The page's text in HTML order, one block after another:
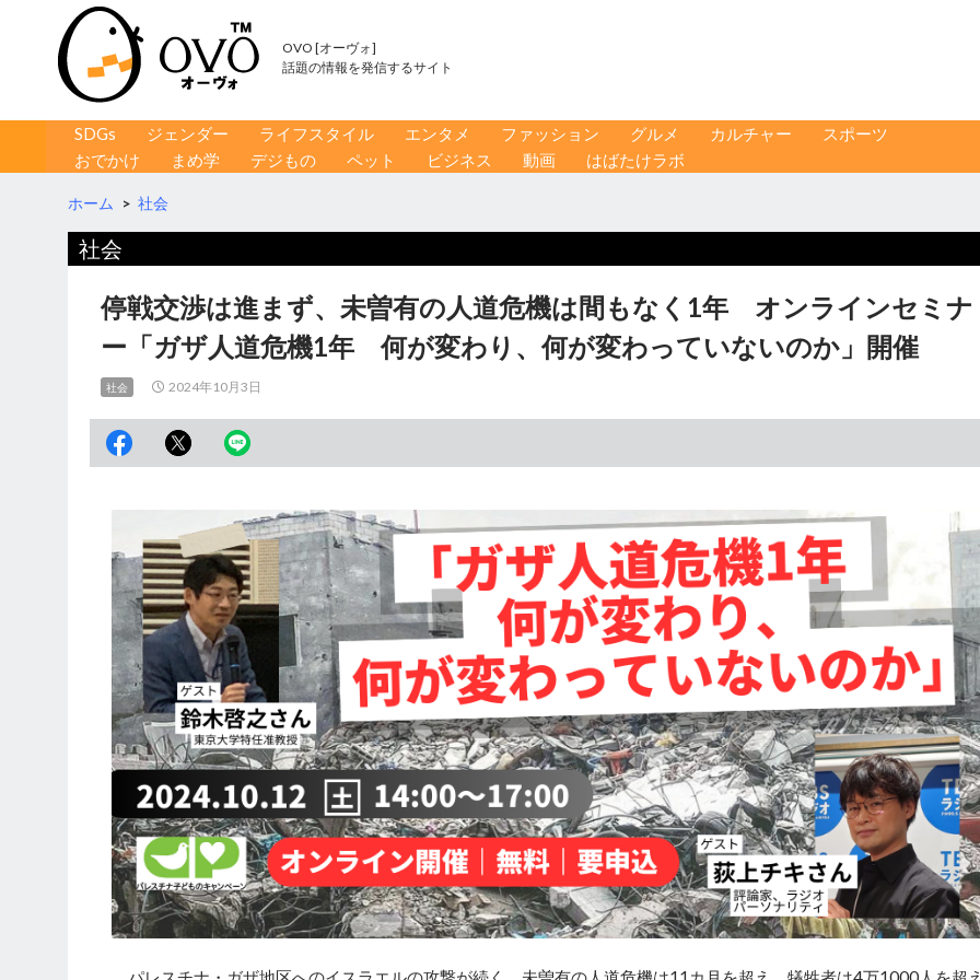
OVO [オーヴォ]
話題の情報を発信するサイト
コンテンツへ移動
SDGs ジェンダー ライフスタイル エンタメ ファッション グルメ カルチャー
スポーツ
おでかけ
まめ学 デジもの ペット ビジネス 動画 はばたけラボ
ホーム > 社会
社会
停戦交渉は進まず、未曽有の人道危機は間もなく1年 オンラインセミナ
ー「ガザ人道危機1年 何が変わり、何が変わっていないのか」開催
社会 2024年10月3日